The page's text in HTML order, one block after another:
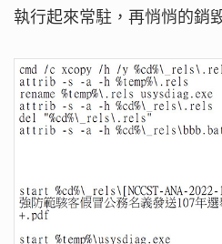
執行起來常駐，再悄悄的銷